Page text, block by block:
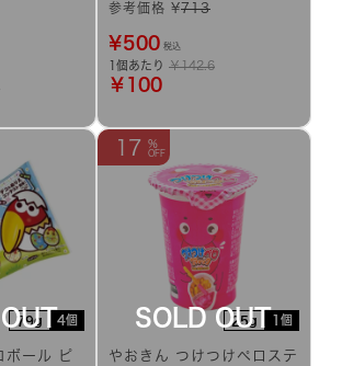
参考価格 ¥713
¥500 税込
1個あたり ￥142.6
￥100
79g 4個
ボール ピ
25g 1個
17
やおきん つけつけペロステ